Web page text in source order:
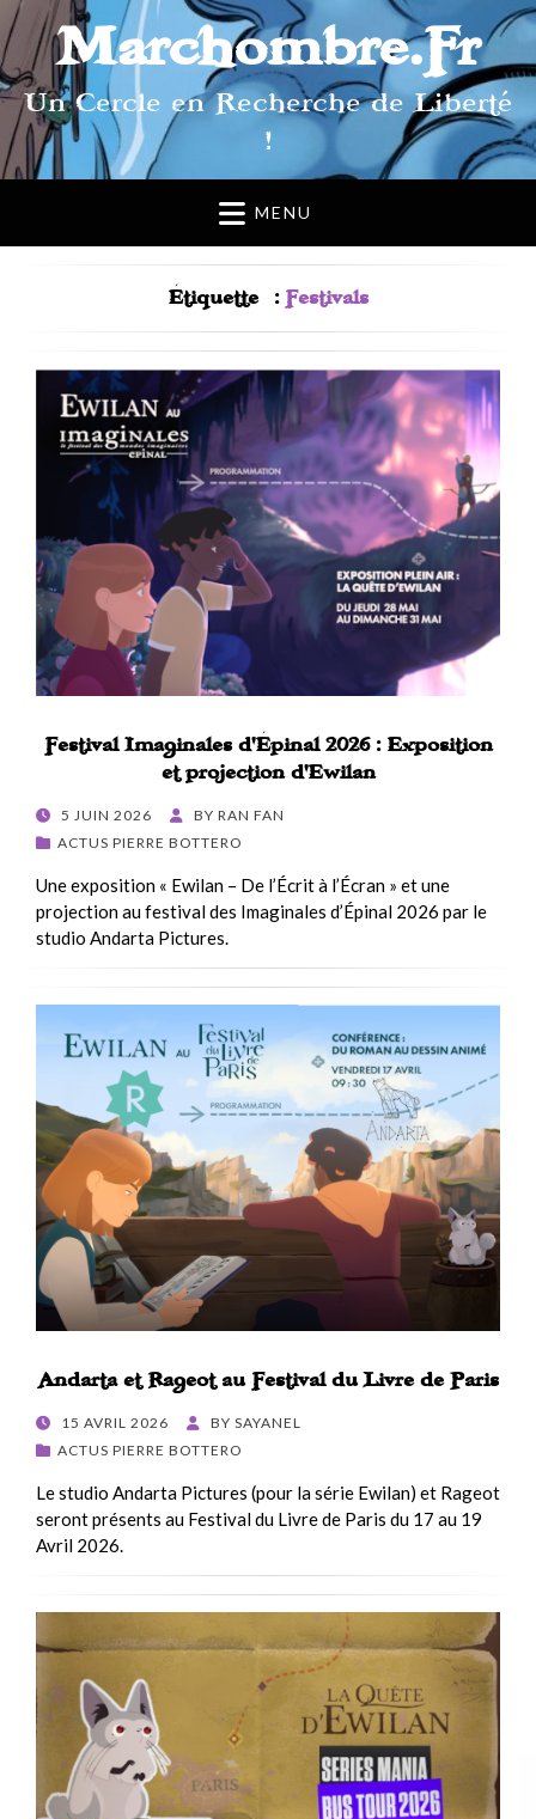
Marchombre.Fr
Un Cercle en Recherche de Liberté
!
MENU
Étiquette : Festivals
Festival Imaginales d’Épinal 2026 : Exposition
et projection d’Ewilan
POSTED
ON
5 JUIN 2026 BY RAN FAN
ACTUS PIERRE BOTTERO
Une exposition « Ewilan – De l’Écrit à l’Écran » et une
projection au festival des Imaginales d’Épinal 2026 par le
studio Andarta Pictures.
Andarta et Rageot au Festival du Livre de Paris
POSTED
ON
15 AVRIL 2026 BY SAYANEL
ACTUS PIERRE BOTTERO
Le studio Andarta Pictures (pour la série Ewilan) et Rageot
seront présents au Festival du Livre de Paris du 17 au 19
Avril 2026.